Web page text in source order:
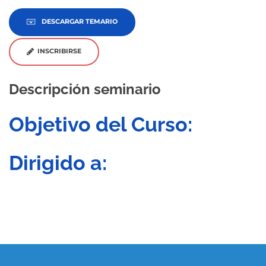
DESCARGAR TEMARIO
INSCRIBIRSE
Descripción seminario
Objetivo del Curso:
Dirigido a: